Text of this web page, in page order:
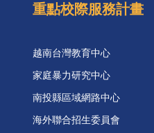
重點校際服務計畫
越南台灣教育中心
家庭暴力研究中心
南投縣區域網路中心
海外聯合招生委員會